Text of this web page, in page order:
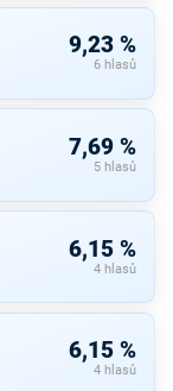
9,23 %
6 hlasů
7,69 %
5 hlasů
6,15 %
4 hlasů
6,15 %
4 hlasů